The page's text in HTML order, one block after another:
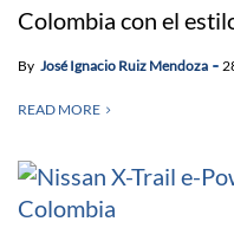
Colombia con el
By José Ignacio Ruiz Mendoza
READ MORE